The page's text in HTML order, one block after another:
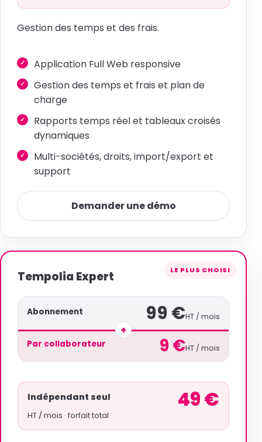
Gestion des temps et des frais.
Application Full Web responsive
Gestion des temps et frais et plan de
charge
Rapports temps réel et tableaux croisés
dynamiques
Multi-sociétés, droits, import/export et
support
Demander une démo
LE PLUS CHOISI
Tempolia Expert
Abonnement 99 €HT / mois
+
Par collaborateur 9 €HT / mois
Indépendant seul 49 €
HT / mois · forfait total